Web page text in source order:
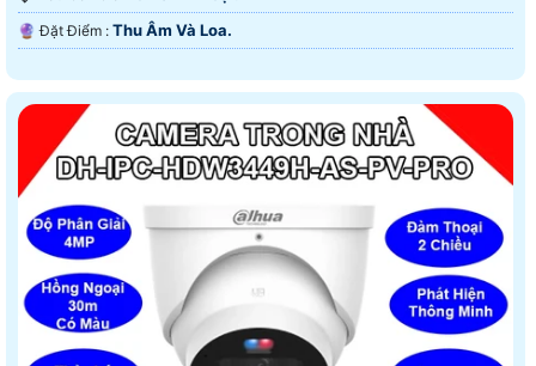
️🔮 Đặt Điểm : Thu Âm Và Loa.